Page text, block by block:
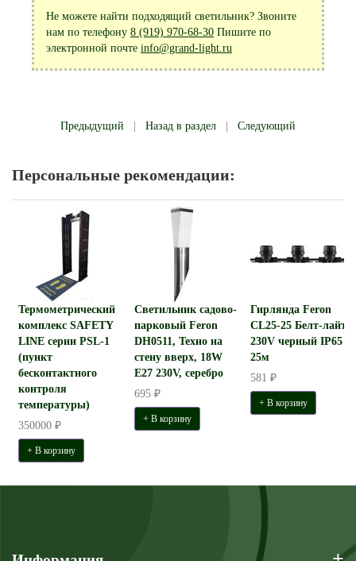
Не можете найти подходящий светильник? Звоните
нам по телефону 8 (919) 970-68-30 Пишите по
электронной почте info@grand-light.ru
Предыдущий Назад в раздел Следующий
Персональные рекомендации:
Термометрический
комплекс SAFETY
LINE серии PSL-1
(пункт
бесконтактного
контроля
температуры)
350000 ₽
+ В корзину
Светильник садово-
парковый Feron
DH0511, Техно на
стену вверх, 18W
E27 230V, серебро
695 ₽
+ В корзину
Гирлянда Feron
CL25-25 Белт-лайт
230V черный IP65
25м
581 ₽
+ В корзину